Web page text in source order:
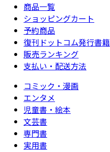
商品一覧
ショッピングカート
予約商品
復刊ドットコム発行書籍
販売ランキング
支払い・配送方法
コミック・漫画
エンタメ
児童書・絵本
文芸書
専門書
実用書